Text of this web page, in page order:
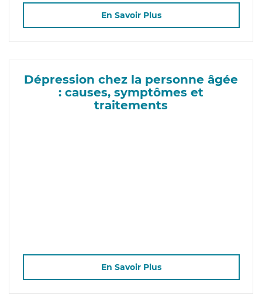
En Savoir Plus
Dépression chez la personne âgée
: causes, symptômes et
traitements
En Savoir Plus